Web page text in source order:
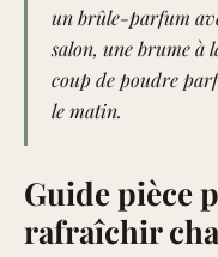
un brûle-parfum
salon, une brume à
coup de poudre
le matin.
Guide pièce
rafraîchir